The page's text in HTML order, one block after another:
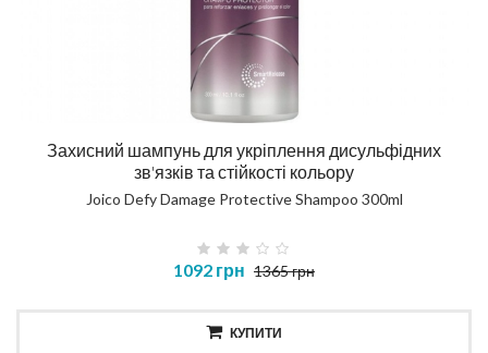
Захисний шампунь для укріплення дисульфідних
зв'язків та стійкості кольору
Joico Defy Damage Protective Shampoo 300ml
1092 грн 1365 грн
КУПИТИ